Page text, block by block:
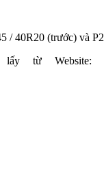
/ 40R20 (trước) và
từ Website: